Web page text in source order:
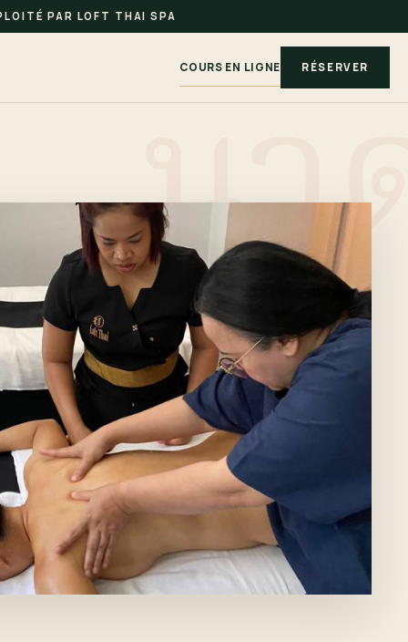
PAR LOFT THAI SPA
COURS EN LIGNE RÉSERVER